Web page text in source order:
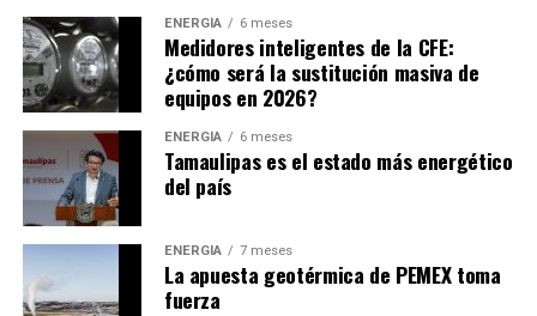
ENERGÍA 6 meses
Medidores inteligentes de la CFE:
¿cómo será la sustitución masiva de
equipos en 2026?
ENERGÍA 6 meses
Tamaulipas es el estado más energético
del país
ENERGÍA 7 meses
La apuesta geotérmica de PEMEX toma
fuerza